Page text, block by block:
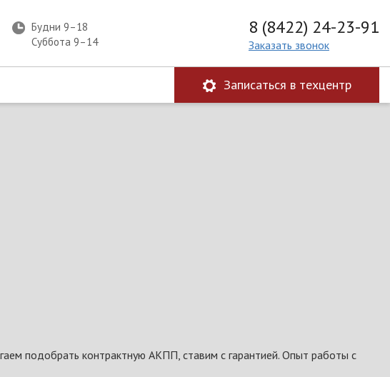
Будни 9–18
Суббота 9–14
8 (8422) 24-23-91
Заказать звонок
Записаться в техцентр
подобрать контрактную АКПП, ставим с гарантией. Опыт работы с